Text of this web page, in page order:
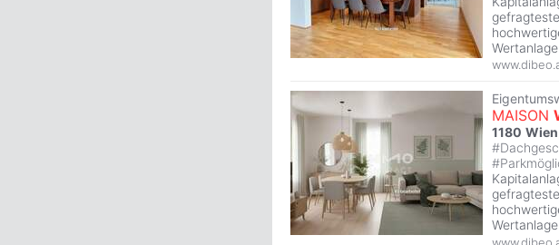
MAISON
1180 Wien
#
#